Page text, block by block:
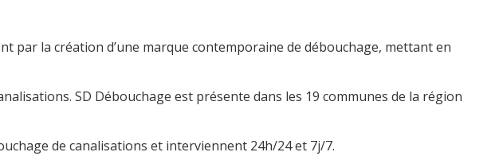
la création d’une marque contemporaine de débouchage, mettant en
SD Débouchage est présente dans les 19 communes de la région
de canalisations et interviennent 24h/24 et 7j/7.